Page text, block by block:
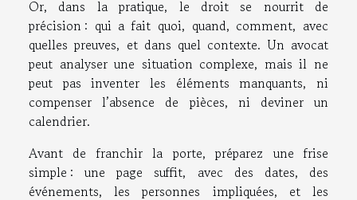
Or, dans la pratique, le droit se nourrit de
précision : qui a fait quoi, quand, comment, avec
quelles preuves, et dans quel contexte. Un avocat
peut analyser une situation complexe, mais il ne
peut pas inventer les éléments manquants, ni
compenser l’absence de pièces, ni deviner un
calendrier.
Avant de franchir la porte, préparez une frise
simple : une page suffit, avec des dates, des
événements, les personnes impliquées, et les